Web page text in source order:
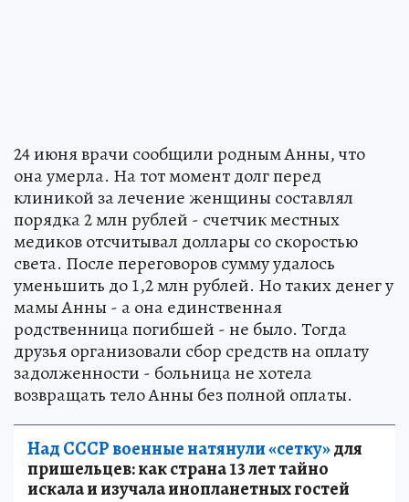
24 июня врачи сообщили родным Анны, что
она умерла. На тот момент долг перед
клиникой за лечение женщины составлял
порядка 2 млн рублей - счетчик местных
медиков отсчитывал доллары со скоростью
света. После переговоров сумму удалось
уменьшить до 1,2 млн рублей. Но таких денег у
мамы Анны - а она единственная
родственница погибшей - не было. Тогда
друзья организовали сбор средств на оплату
задолженности - больница не хотела
возвращать тело Анны без полной оплаты.
Над СССР военные натянули «сетку»для
пришельцев: как страна 13 лет тайно
искала и изучала инопланетных гостей